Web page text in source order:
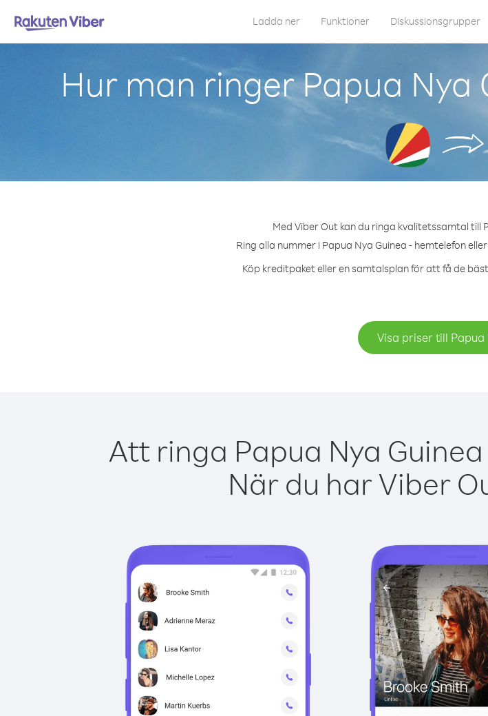
Ladda ner Funktioner Diskussionsgrupper
Hur man ringer Papua Nya
Med Viber Out kan du ringa kvalitetssamtal till
Ring alla nummer i Papua Nya Guinea - hemtelefon
Köp kreditpaket eller en samtalsplan för att få de
Visa priser till Papua
Att ringa Papua Nya
När du har Viber